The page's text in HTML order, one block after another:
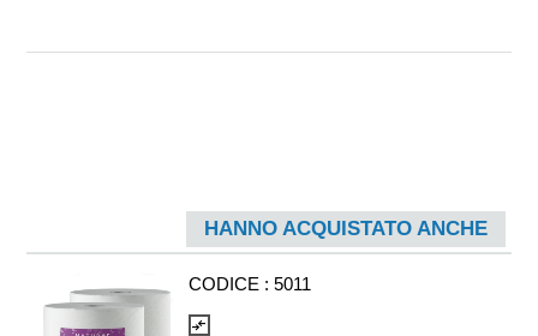
HANNO ACQUISTATO ANCHE
CODICE : 5011
compare_arrows